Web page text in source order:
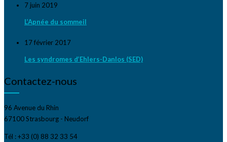
7 juin 2019
L’Apnée du sommeil
17 février 2017
Les syndromes d’Ehlers-Danlos (SED)
Contactez-nous
96 Avenue du Rhin
67100 Strasbourg - Neudorf
Tél : +33 (0) 88 32 33 54